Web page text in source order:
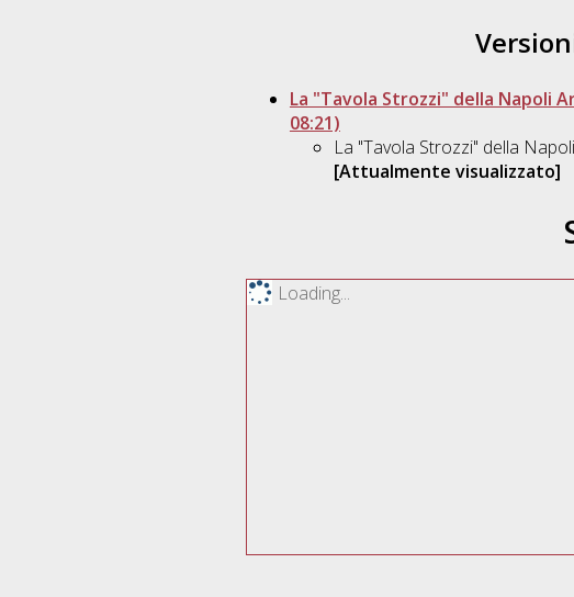
La "Tavola Strozzi" della Napoli
08:21)
La "Tavola Strozzi" della
[Attualmente visualizzato]
Loading...